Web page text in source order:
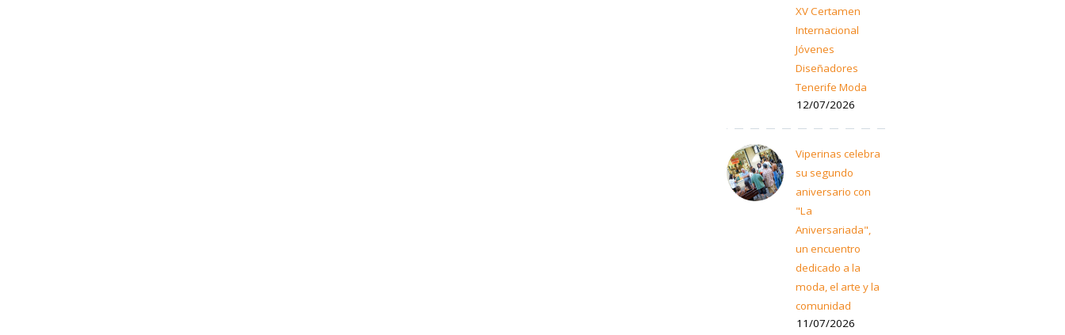
XV Certamen
Internacional
Jóvenes
Diseñadores
Tenerife Moda
12/07/2026
Viperinas celebra
su segundo
aniversario con
"La
Aniversariada",
un encuentro
dedicado a la
moda, el arte y la
comunidad
11/07/2026